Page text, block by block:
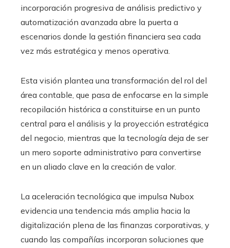
incorporación progresiva de análisis predictivo y
automatización avanzada abre la puerta a
escenarios donde la gestión financiera sea cada
vez más estratégica y menos operativa.
Esta visión plantea una transformación del rol del
área contable, que pasa de enfocarse en la simple
recopilación histórica a constituirse en un punto
central para el análisis y la proyección estratégica
del negocio, mientras que la tecnología deja de ser
un mero soporte administrativo para convertirse
en un aliado clave en la creación de valor.
La aceleración tecnológica que impulsa Nubox
evidencia una tendencia más amplia hacia la
digitalización plena de las finanzas corporativas, y
cuando las compañías incorporan soluciones que